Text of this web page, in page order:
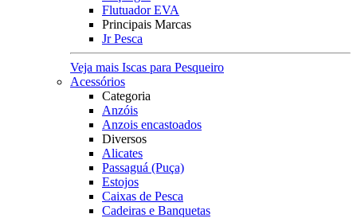
Flutuador EVA
Principais Marcas
Jr Pesca
Veja mais Iscas para Pesqueiro
Acessórios
Categoria
Anzóis
Anzois encastoados
Diversos
Alicates
Passaguá (Puça)
Estojos
Caixas de Pesca
Cadeiras e Banquetas